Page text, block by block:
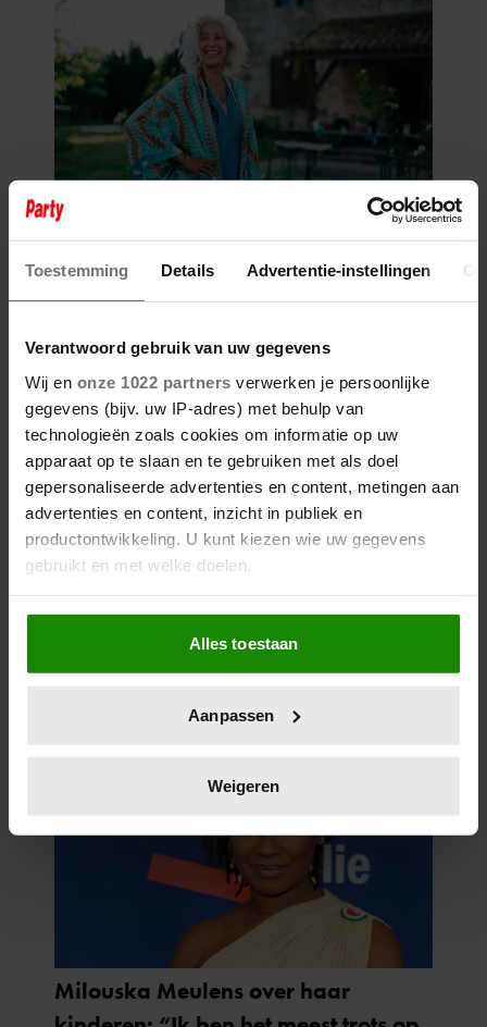
Toestemming Details Advertentie-instellingen
Verantwoord gebruik van uw gegevens
Wij en onze 1022 partners verwerken je persoonlijke
gegevens (bijv. uw IP-adres) met behulp van
technologieën zoals cookies om informatie op uw
apparaat op te slaan en te gebruiken met als doel
gepersonaliseerde advertenties en content, metingen aan
advertenties en content, inzicht in publiek en
productontwikkeling. U kunt kiezen wie uw gegevens
gebruikt en met welke doelen.
Als u het toestaat, willen we ook graag:
Informatie verzamelen over uw geografische
locatie, die tot een paar meter nauwkeurig kan zijn
scannen op specifieke eigenschappen (fingerprinting)
verwerkt en stel uw voorkeuren in het
intrekken in de Cookieverklaring.
We gebruiken cookies om content en advertenties te
personaliseren, om functies voor social media te bieden
en om ons websiteverkeer te analyseren. Ook delen we
informatie over uw gebruik van onze site met onze
partners voor social media, adverteren en analyse. Deze
partners kunnen deze gegevens combineren met andere
Alles toestaan
Aanpassen
Weigeren